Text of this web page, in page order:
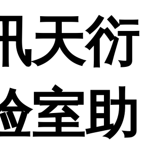
天衍
室助